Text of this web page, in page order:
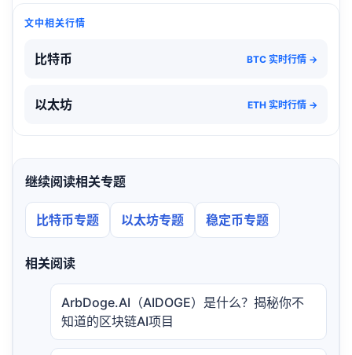
文中相关行情
比特币 BTC 实时行情 →
以太坊 ETH 实时行情 →
继续阅读相关专题
比特币专题 以太坊专题 稳定币专题
相关阅读
ArbDoge.AI（AIDOGE）是什么？揭秘你不
知道的区块链AI项目